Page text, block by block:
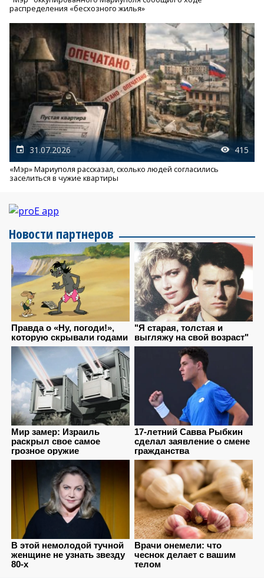
распределения «бесхозного жилья»
31.07.2026 415
«Мэр» Мариуполя рассказал, сколько людей согласились
заселиться в чужие квартиры
Новости партнеров